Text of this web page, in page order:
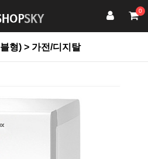
0
형) > 가전/디지탈